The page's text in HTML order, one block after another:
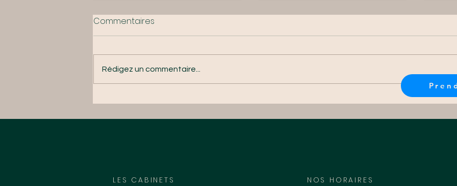
Endométriose : un parcours
Commentaires
Rédigez un commentaire...
LES CABINETS NOS HORAIRES